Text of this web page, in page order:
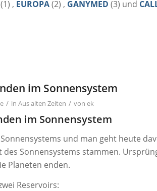
(1) , EUROPA(2) , GANYMED (3) und
im Sonnensystem
/ inAus alten Zeiten / vonek
im Sonnensystem
und man geht heute
des Sonnensystems stammen.
Planeten enden.
Reservoirs: